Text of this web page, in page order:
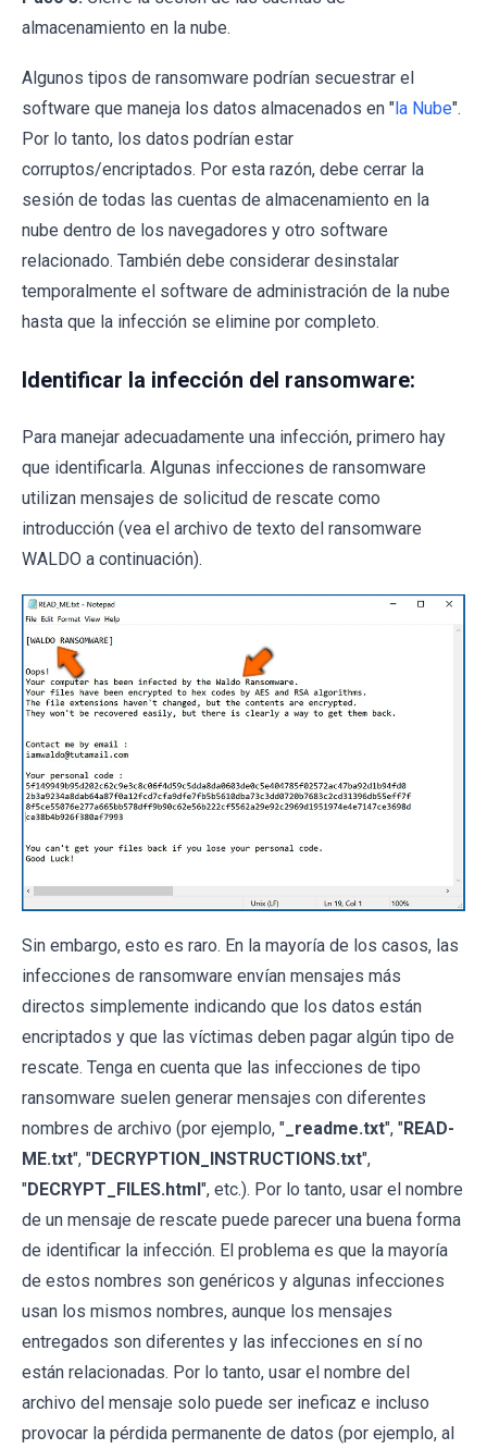
almacenamiento en la nube.
Algunos tipos de ransomware podrían secuestrar el
software que maneja los datos almacenados en "la Nube".
Por lo tanto, los datos podrían estar
corruptos/encriptados. Por esta razón, debe cerrar la
sesión de todas las cuentas de almacenamiento en la
nube dentro de los navegadores y otro software
relacionado. También debe considerar desinstalar
temporalmente el software de administración de la nube
hasta que la infección se elimine por completo.
Identificar la infección del ransomware:
Para manejar adecuadamente una infección, primero hay
que identificarla. Algunas infecciones de ransomware
utilizan mensajes de solicitud de rescate como
introducción (vea el archivo de texto del ransomware
WALDO a continuación).
Sin embargo, esto es raro. En la mayoría de los casos, las
infecciones de ransomware envían mensajes más
directos simplemente indicando que los datos están
encriptados y que las víctimas deben pagar algún tipo de
rescate. Tenga en cuenta que las infecciones de tipo
ransomware suelen generar mensajes con diferentes
nombres de archivo (por ejemplo, " _readme.txt", "READ-
ME.txt", "DECRYPTION_INSTRUCTIONS.txt",
"DECRYPT_FILES.html", etc.). Por lo tanto, usar el nombre
de un mensaje de rescate puede parecer una buena forma
de identificar la infección. El problema es que la mayoría
de estos nombres son genéricos y algunas infecciones
usan los mismos nombres, aunque los mensajes
entregados son diferentes y las infecciones en sí no
están relacionadas. Por lo tanto, usar el nombre del
archivo del mensaje solo puede ser ineficaz e incluso
provocar la pérdida permanente de datos (por ejemplo, al